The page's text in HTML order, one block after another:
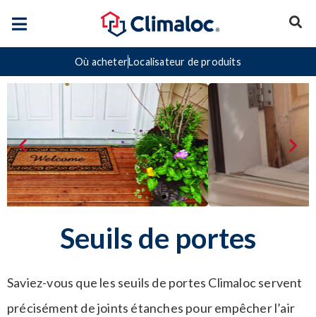
Où acheterLocalisateur de produits
Seuils de portes
Saviez-vous que les seuils de portes Climaloc servent
précisément de joints étanches pour empêcher l’air